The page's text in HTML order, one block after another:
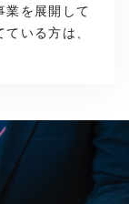
業を展開して
いる方は、